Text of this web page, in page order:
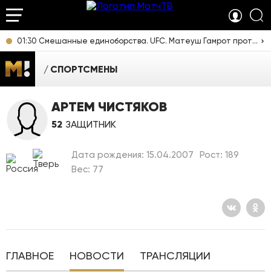
01:30 Смешанные единоборства. UFC. Матеуш Гамрот против Куиллана Салкиллда. Прямая трансляция из США
СПОРТСМЕНЫ
АРТЕМ ЧИСТЯКОВ
52 ЗАЩИТНИК
Дата рождения: 15.04.2007
Рост: 189
Вес: 77
ГЛАВНОЕ НОВОСТИ ТРАНСЛЯЦИИ